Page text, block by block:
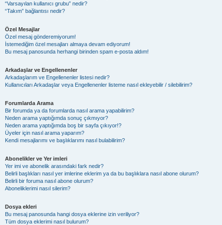
“Varsayılan kullanıcı grubu” nedir?
“Takım” bağlantısı nedir?
Özel Mesajlar
Özel mesaj gönderemiyorum!
İstemediğim özel mesajları almaya devam ediyorum!
Bu mesaj panosunda herhangi birinden spam e-posta aldım!
Arkadaşlar ve Engellenenler
Arkadaşlarım ve Engellenenler listesi nedir?
Kullanıcıları Arkadaşlar veya Engellenenler listeme nasıl ekleyebilir / silebilirim?
Forumlarda Arama
Bir forumda ya da forumlarda nasıl arama yapabilirim?
Neden arama yaptığımda sonuç çıkmıyor?
Neden arama yaptığımda boş bir sayfa çıkıyor!?
Üyeler için nasıl arama yaparım?
Kendi mesajlarımı ve başlıklarımı nasıl bulabilirim?
Abonelikler ve Yer imleri
Yer imi ve abonelik arasındaki fark nedir?
Belirli başlıkları nasıl yer imlerine eklerim ya da bu başlıklara nasıl abone olurum?
Belirli bir foruma nasıl abone olurum?
Aboneliklerimi nasıl silerim?
Dosya ekleri
Bu mesaj panosunda hangi dosya eklerine izin veriliyor?
Tüm dosya eklerimi nasıl bulurum?